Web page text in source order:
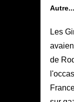
Autre...
Les
de